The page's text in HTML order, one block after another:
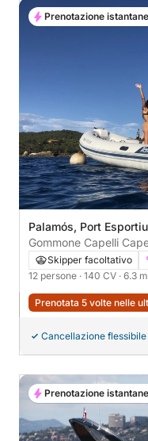
Palamós, Port
Skipper facoltativo
12 persone · 140 CV · 6.3 m
Prenotata 5 volte nelle
Cancellazione flessibile
Prenotazione
Prenotazione